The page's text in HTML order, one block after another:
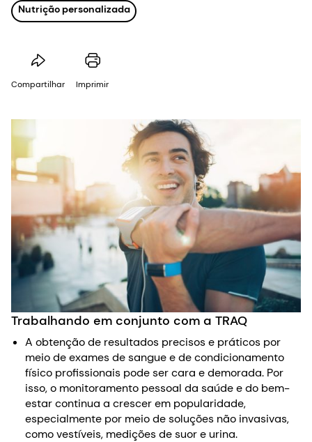
Nutrição personalizada
Compartilhar Imprimir
Trabalhando em conjunto com a TRAQ
A obtenção de resultados precisos e práticos por
meio de exames de sangue e de condicionamento
físico profissionais pode ser cara e demorada. Por
isso, o monitoramento pessoal da saúde e do bem-
estar continua a crescer em popularidade,
especialmente por meio de soluções não invasivas,
como vestíveis, medições de suor e urina.